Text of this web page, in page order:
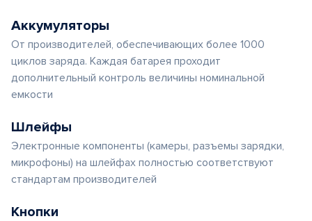
Аккумуляторы
От производителей, обеспечивающих более 1000
циклов заряда. Каждая батарея проходит
дополнительный контроль величины номинальной
емкости
Шлейфы
Электронные компоненты (камеры, разъемы зарядки,
микрофоны) на шлейфах полностью соответствуют
стандартам производителей
Кнопки